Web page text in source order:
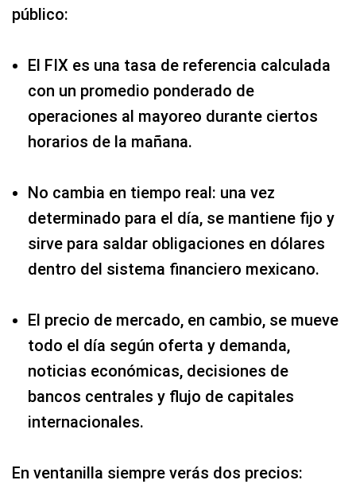
público:
El FIX es una tasa de referencia calculada
con un promedio ponderado de
operaciones al mayoreo durante ciertos
horarios de la mañana.
No cambia en tiempo real: una vez
determinado para el día, se mantiene fijo y
sirve para saldar obligaciones en dólares
dentro del sistema financiero mexicano.
El precio de mercado, en cambio, se mueve
todo el día según oferta y demanda,
noticias económicas, decisiones de
bancos centrales y flujo de capitales
internacionales.
En ventanilla siempre verás dos precios: